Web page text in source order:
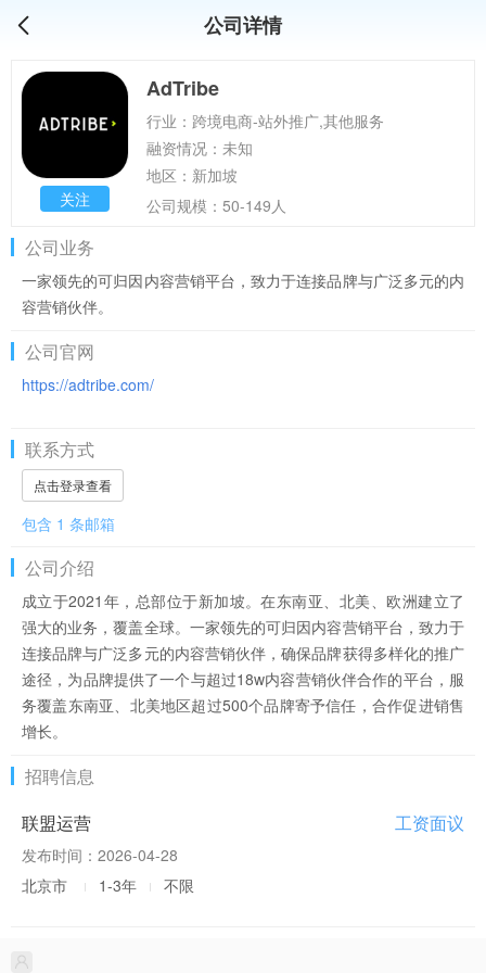
公司详情
关注
AdTribe
行业：跨境电商-站外推广,其他服务
融资情况：未知
地区：新加坡
公司规模：50-149人
公司业务
一家领先的可归因内容营销平台，致力于连接品牌与广泛多元的内
容营销伙伴。
公司官网
https://adtribe.com/
联系方式
点击登录查看
包含 1 条邮箱
公司介绍
成立于2021年，总部位于新加坡。在东南亚、北美、欧洲建立了
强大的业务，覆盖全球。一家领先的可归因内容营销平台，致力于
连接品牌与广泛多元的内容营销伙伴，确保品牌获得多样化的推广
途径，为品牌提供了一个与超过18w内容营销伙伴合作的平台，服
务覆盖东南亚、北美地区超过500个品牌寄予信任，合作促进销售
增长。
招聘信息
工资面议
联盟运营
发布时间：2026-04-28
北京市
1-3年 不限